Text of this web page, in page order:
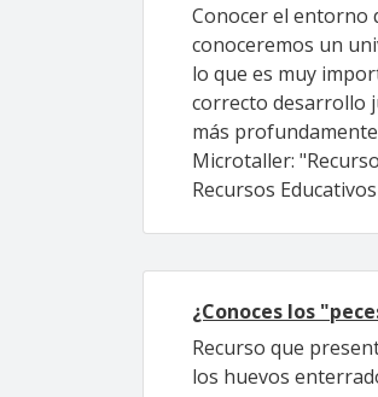
Conocer el entorno
conoceremos un
lo que es muy
correcto desarrollo
más
Microtaller:
Recursos
¿Conoces los
Recurso que
los huevos